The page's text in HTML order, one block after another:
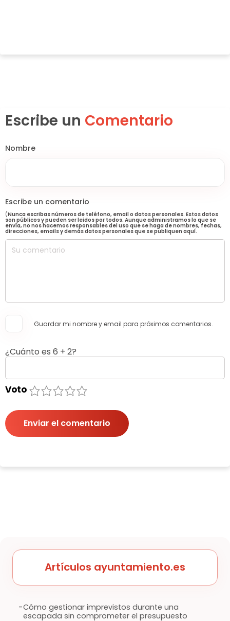
Escribe un Comentario
Nombre
Escribe un comentario
(Nunca escribas números de teléfono, email o datos personales. Estos datos
son públicos y pueden ser leidos por todos. Aunque administramos lo que se
envía, no nos hacemos responsables del uso que se haga de nombres, fechas,
direcciones, emails y demás datos personales que se publiquen aquí.
Guardar mi nombre y email para próximos comentarios.
¿Cuánto es 6 + 2?
Voto 5
4
3
2
1
Enviar el comentario
Artículos ayuntamiento.es
-Cómo gestionar imprevistos durante una
escapada sin comprometer el presupuesto